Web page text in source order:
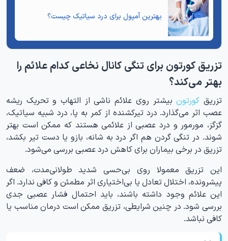
بهترین آمپول برای درد سیاتیک چیست؟
تزریق کورتون برای تنگی کانال نخاعی کدام علائم را
بهتر می‌کند؟
تزریق کورتونبیشتر روی علائم ناشی از التهاب و تحریک ریشه
عصب اثر می‌گذارد. درد تیرکشنده از کمر به پا، درد شبیه سیاتیک،
گزگز، مورمور و درد عصبی از علائمی هستند که ممکن است بهتر
شوند. در تنگی گردن هم اگر درد به شانه، بازو یا دست تیر بکشد،
تزریق در برخی بیماران برای کاهش درد عصبی بررسی می‌شود.
این تزریق معمولا روی بی‌حسی شدید طولانی‌مدت، ضعف
پیشرونده، اختلال تعادل یا بی‌اختیاری اثر مطمئن و کافی ندارد. اگر
این علائم وجود داشته باشند، باید احتمال فشار عصبی جدی
بررسی شود. در چنین شرایطی، تزریق ممکن است درمان مناسب یا
کافی نباشد.